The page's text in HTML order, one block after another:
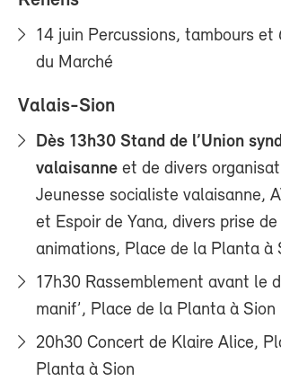
14 juin Percussions, tambours et
du Marché
Valais-Sion
Dès 13h30 Stand de l’Union
valaisanne et de divers
Jeunesse socialiste valaisanne,
et Espoir de Yana, divers prise
animations, Place de la Planta à
17h30 Rassemblement avant le
manif’, Place de la Planta à Sion
20h30 Concert de Klaire Alice,
Planta à Sion